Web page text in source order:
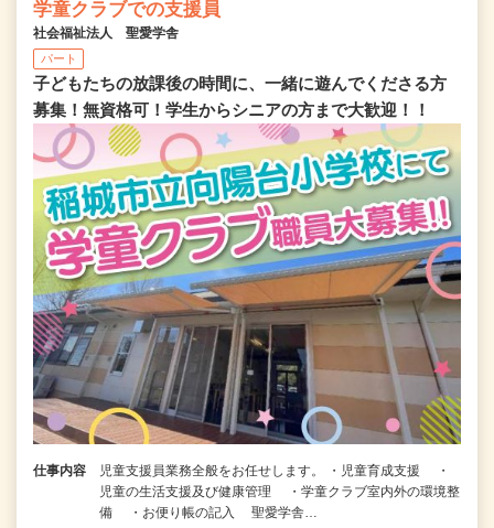
学童クラブでの支援員
社会福祉法人 聖愛学舎
パート
子どもたちの放課後の時間に、一緒に遊んでくださる方
募集！無資格可！学生からシニアの方まで大歓迎！！
仕事内容
児童支援員業務全般をお任せします。 ・児童育成支援 ・
児童の生活支援及び健康管理 ・学童クラブ室内外の環境整
備 ・お便り帳の記入 聖愛学舎…